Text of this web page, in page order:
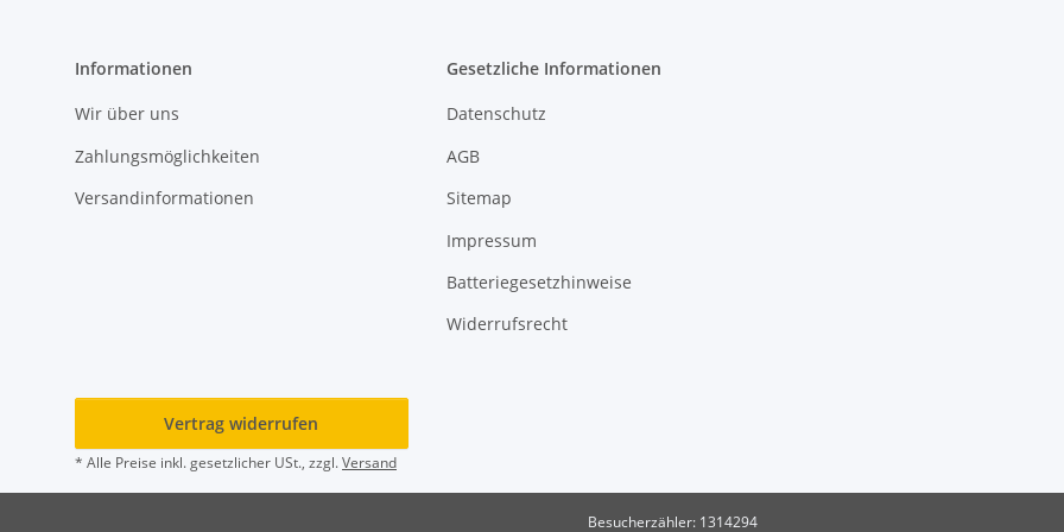
Informationen
Wir über uns
Zahlungsmöglichkeiten
Versandinformationen
Gesetzliche Informationen
Datenschutz
AGB
Sitemap
Impressum
Batteriegesetzhinweise
Widerrufsrecht
Vertrag widerrufen
* Alle Preise inkl. gesetzlicher USt., zzgl.Versand
Besucherzähler: 1314294